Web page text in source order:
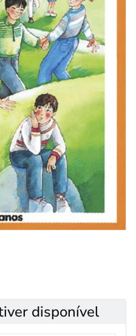
disponível